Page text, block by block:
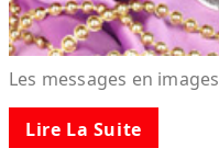
Les messages en images
Lire La Suite